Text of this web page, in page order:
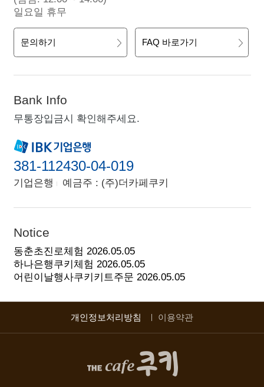
일요일 휴무
문의하기 FAQ 바로가기
Bank Info
무통장입금시 확인해주세요.
381-112430-04-019
기업은행 예금주 : (주)더카페쿠키
Notice
동춘초진로체험 2026.05.05
하나은행쿠키체험 2026.05.05
어린이날행사쿠키키트주문 2026.05.05
개인정보처리방침 이용약관